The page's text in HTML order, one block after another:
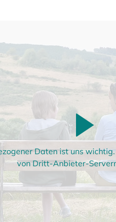
Daten ist uns
von Dritt-Anbieter-